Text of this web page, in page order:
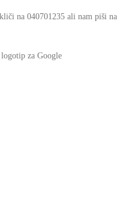
na 040701235 ali nam piši na